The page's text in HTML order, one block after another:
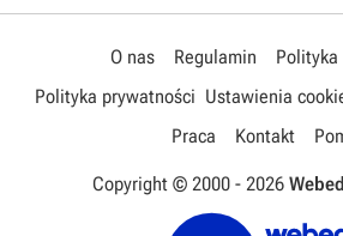
O nas Regulamin
Polityka
Polityka prywatności Ustawienia
Praca
Kontakt
Copyright © 2000 - 2026